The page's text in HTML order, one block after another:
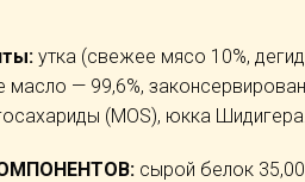
утка (свежее мясо 10%,
масло — 99,6%,
(MOS), юкка
сырой белок